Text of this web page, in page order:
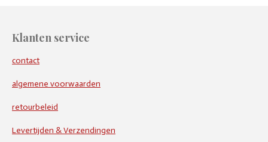
Klanten service
contact
algemene voorwaarden
retourbeleid
Levertijden & Verzendingen